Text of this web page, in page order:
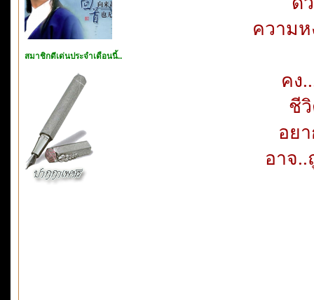
สมาชิกดีเด่นประจำเดือนนี้..
ความห
คง
ชี
อย
อาจ